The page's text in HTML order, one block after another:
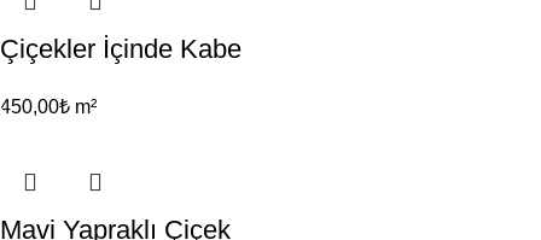
Çiçekler İçinde Kabe
450,00₺ m²
Mavi Yapraklı Çiçek